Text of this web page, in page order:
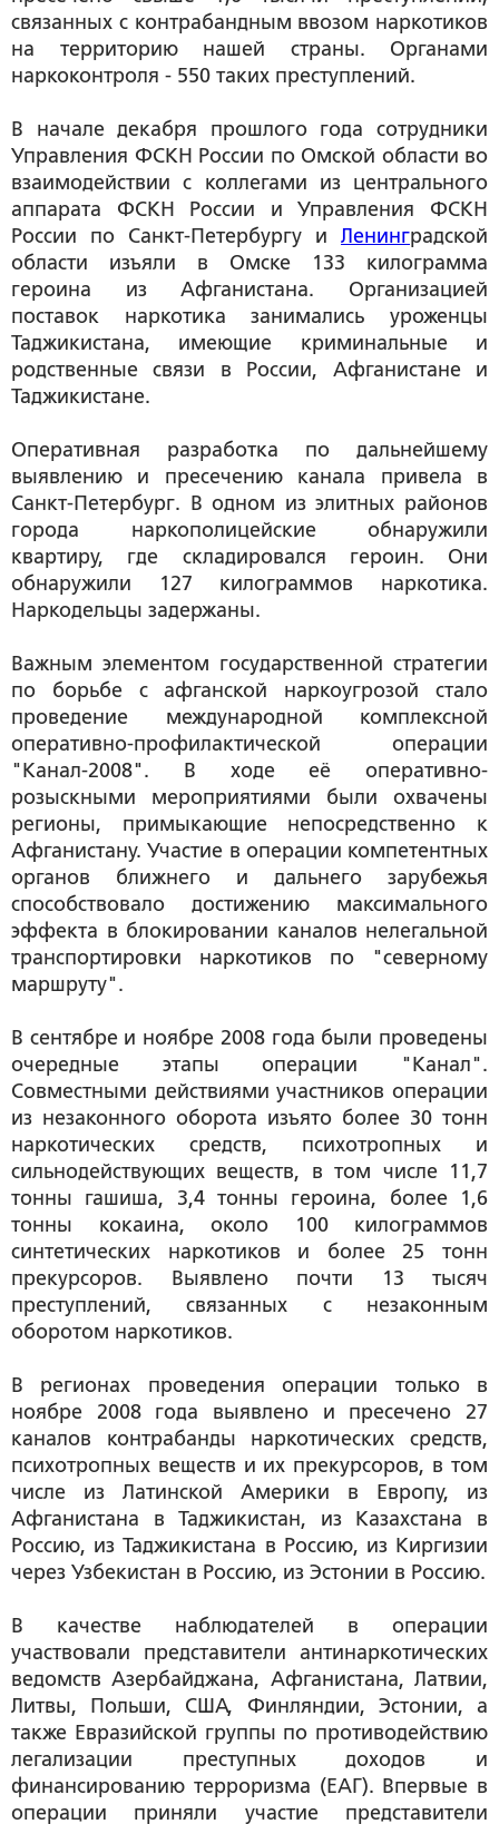
связанных с контрабандным ввозом наркотиков
на территорию нашей страны. Органами
наркоконтроля - 550 таких преступлений.
В начале декабря прошлого года сотрудники
Управления ФСКН России по Омской области во
взаимодействии с коллегами из центрального
аппарата ФСКН России и Управления ФСКН
России по Санкт-Петербургу и Ленинградской
области изъяли в Омске 133 килограмма
героина из Афганистана. Организацией
поставок наркотика занимались уроженцы
Таджикистана, имеющие криминальные и
родственные связи в России, Афганистане и
Таджикистане.
Оперативная разработка по дальнейшему
выявлению и пресечению канала привела в
Санкт-Петербург. В одном из элитных районов
города наркополицейские обнаружили
квартиру, где складировался героин. Они
обнаружили 127 килограммов наркотика.
Наркодельцы задержаны.
Важным элементом государственной стратегии
по борьбе с афганской наркоугрозой стало
проведение международной комплексной
оперативно-профилактической операции
"Канал-2008". В ходе её оперативно-
розыскными мероприятиями были охвачены
регионы, примыкающие непосредственно к
Афганистану. Участие в операции компетентных
органов ближнего и дальнего зарубежья
способствовало достижению максимального
эффекта в блокировании каналов нелегальной
транспортировки наркотиков по "северному
маршруту".
В сентябре и ноябре 2008 года были проведены
очередные этапы операции "Канал".
Совместными действиями участников операции
из незаконного оборота изъято более 30 тонн
наркотических средств, психотропных и
сильнодействующих веществ, в том числе 11,7
тонны гашиша, 3,4 тонны героина, более 1,6
тонны кокаина, около 100 килограммов
синтетических наркотиков и более 25 тонн
прекурсоров. Выявлено почти 13 тысяч
преступлений, связанных с незаконным
оборотом наркотиков.
В регионах проведения операции только в
ноябре 2008 года выявлено и пресечено 27
каналов контрабанды наркотических средств,
психотропных веществ и их прекурсоров, в том
числе из Латинской Америки в Европу, из
Афганистана в Таджикистан, из Казахстана в
Россию, из Таджикистана в Россию, из Киргизии
через Узбекистан в Россию, из Эстонии в Россию.
В качестве наблюдателей в операции
участвовали представители антинаркотических
ведомств Азербайджана, Афганистана, Латвии,
Литвы, Польши, США, Финляндии, Эстонии, а
также Евразийской группы по противодействию
легализации преступных доходов и
финансированию терроризма (ЕАГ). Впервые в
операции приняли участие представители